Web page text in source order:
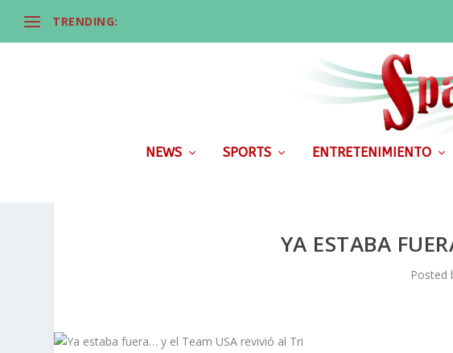
TRENDING:
NEWS SPORTS ENTRETENIMIENTO
YA ESTABA
Posted